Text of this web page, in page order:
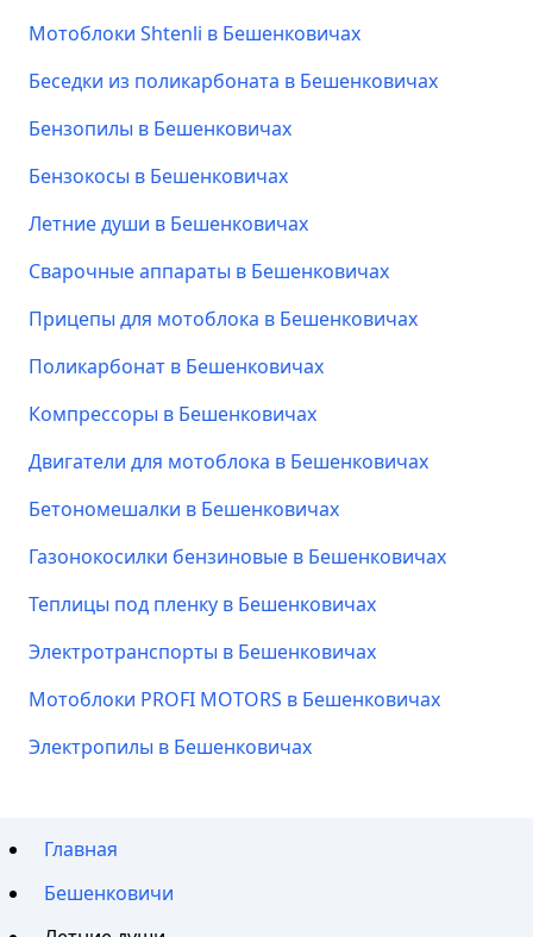
Мотоблоки Shtenli в Бешенковичах
Беседки из поликарбоната в Бешенковичах
Бензопилы в Бешенковичах
Бензокосы в Бешенковичах
Летние души в Бешенковичах
Сварочные аппараты в Бешенковичах
Прицепы для мотоблока в Бешенковичах
Поликарбонат в Бешенковичах
Компрессоры в Бешенковичах
Двигатели для мотоблока в Бешенковичах
Бетономешалки в Бешенковичах
Газонокосилки бензиновые в Бешенковичах
Теплицы под пленку в Бешенковичах
Электротранспорты в Бешенковичах
Мотоблоки PROFI MOTORS в Бешенковичах
Электропилы в Бешенковичах
Главная
Бешенковичи